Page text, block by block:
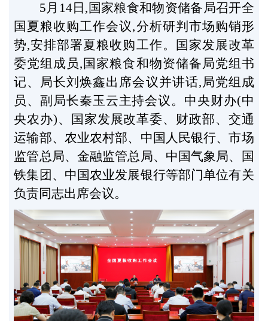
5月14日,国家粮食和物资储备局召开全
国夏粮收购工作会议,分析研判市场购销形
势,安排部署夏粮收购工作。国家发展改革
委党组成员,国家粮食和物资储备局党组书
记、局长刘焕鑫出席会议并讲话,局党组成
员、副局长秦玉云主持会议。中央财办(中
央农办)、国家发展改革委、财政部、交通
运输部、农业农村部、中国人民银行、市场
监管总局、金融监管总局、中国气象局、国
铁集团、中国农业发展银行等部门单位有关
负责同志出席会议。